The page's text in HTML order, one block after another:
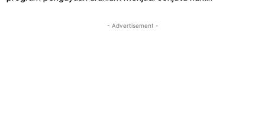
- Advertisement -